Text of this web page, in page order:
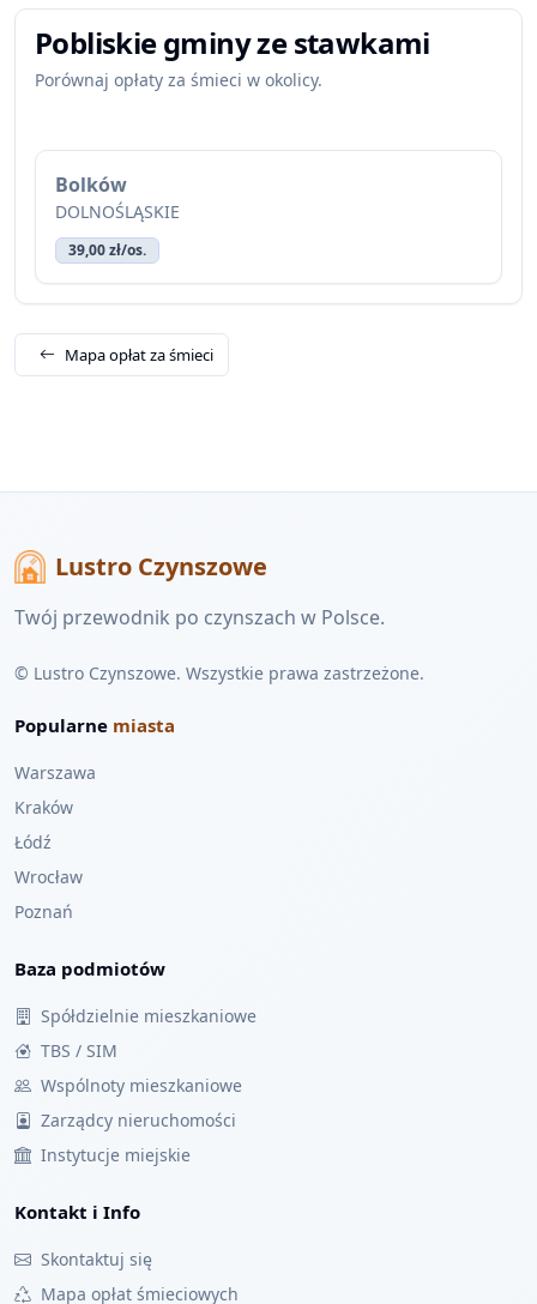
Pobliskie gminy ze stawkami
Porównaj opłaty za śmieci w okolicy.
Bolków
DOLNOŚLĄSKIE
39,00 zł/os.
Mapa opłat za śmieci
Lustro Czynszowe
Twój przewodnik po czynszach w Polsce.
© Lustro Czynszowe. Wszystkie prawa zastrzeżone.
Popularne miasta
Warszawa
Kraków
Łódź
Wrocław
Poznań
Baza podmiotów
Spółdzielnie mieszkaniowe
TBS / SIM
Wspólnoty mieszkaniowe
Zarządcy nieruchomości
Instytucje miejskie
Kontakt i Info
Skontaktuj się
Mapa opłat śmieciowych